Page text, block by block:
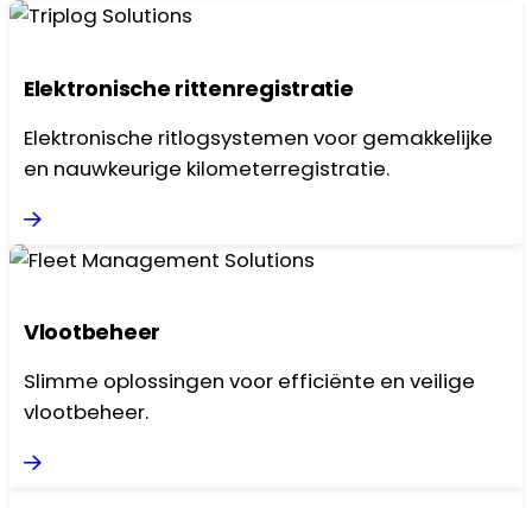
Elektronische rittenregistratie
Elektronische ritlogsystemen voor gemakkelijke
en nauwkeurige kilometerregistratie.
Vlootbeheer
Slimme oplossingen voor efficiënte en veilige
vlootbeheer.